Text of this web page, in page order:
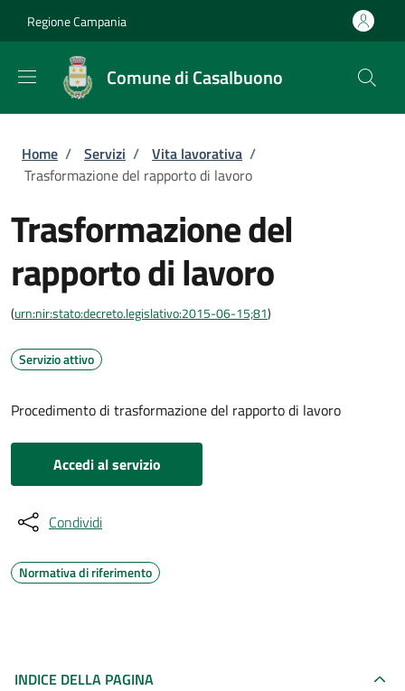
Regione Campania
Comune di Casalbuono
Briciole di pane
Home / Servizi / Vita lavorativa /
Trasformazione del rapporto di lavoro
Trasformazione del
rapporto di lavoro
(urn:nir:stato:decreto.legislativo:2015-06-15;81)
Servizio attivo
Procedimento di trasformazione del rapporto di lavoro
Accedi al servizio
Condividi
Normativa di riferimento
INDICE DELLA PAGINA